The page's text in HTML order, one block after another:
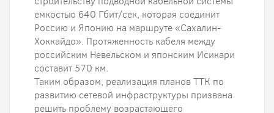
емкостью 640 Гбит/сек, которая соединит
Россию и Японию на маршруте «Сахалин-
Хоккайдо». Протяженность кабеля между
российским Невельском и японским Исикари
составит 570 км.
Таким образом, реализация планов ТТК по
развитию сетевой инфраструктуры призвана
решить проблему возрастающего